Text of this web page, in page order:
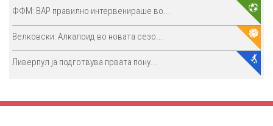
ФФМ: ВАР правилно интервенираше во...
Велковски: Алкалоид во новата сезо...
Ливерпул ја подготвува првата пону...